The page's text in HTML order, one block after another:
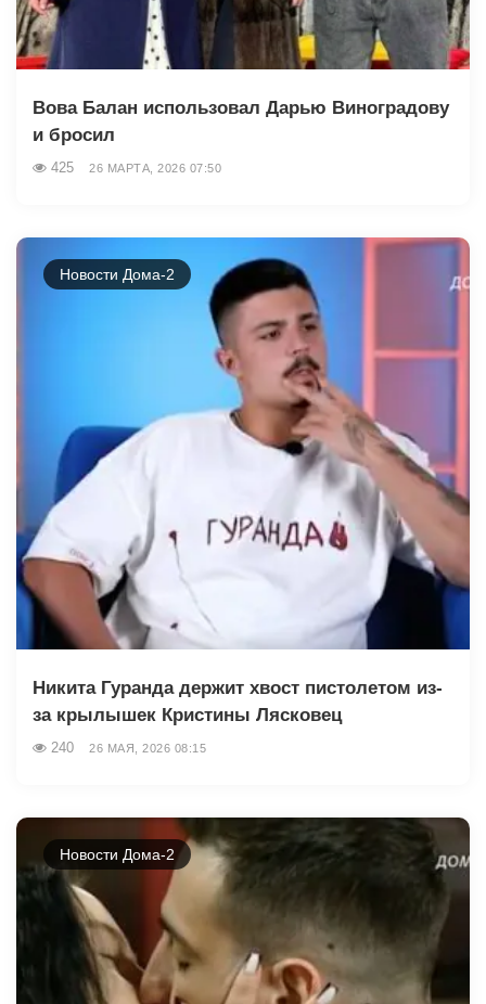
Вова Балан использовал Дарью Виноградову
и бросил
425 26 МАРТА, 2026 07:50
Новости Дома-2
Никита Гуранда держит хвост пистолетом из-
за крылышек Кристины Лясковец
240 26 МАЯ, 2026 08:15
Новости Дома-2